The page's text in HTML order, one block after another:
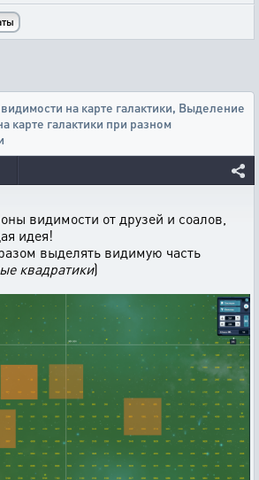
на карте галактики, Выделение
карте галактики при разном
видимости от друзей и соалов,
идея!
выделять видимую часть
квадратики)